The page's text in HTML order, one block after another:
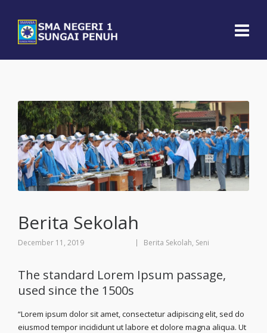
Berita Sekolah
December 11, 2019 Berita Sekolah, Seni
The standard Lorem Ipsum passage,
used since the 1500s
“Lorem ipsum dolor sit amet, consectetur adipiscing elit, sed do
eiusmod tempor incididunt ut labore et dolore magna aliqua. Ut